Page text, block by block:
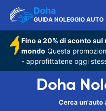
Doha
GUIDA NOLEGGIO AUTO
Fino a 20% di sconto
mondo Questa
- approfittatene oggi
Doha
Cerca un'auto